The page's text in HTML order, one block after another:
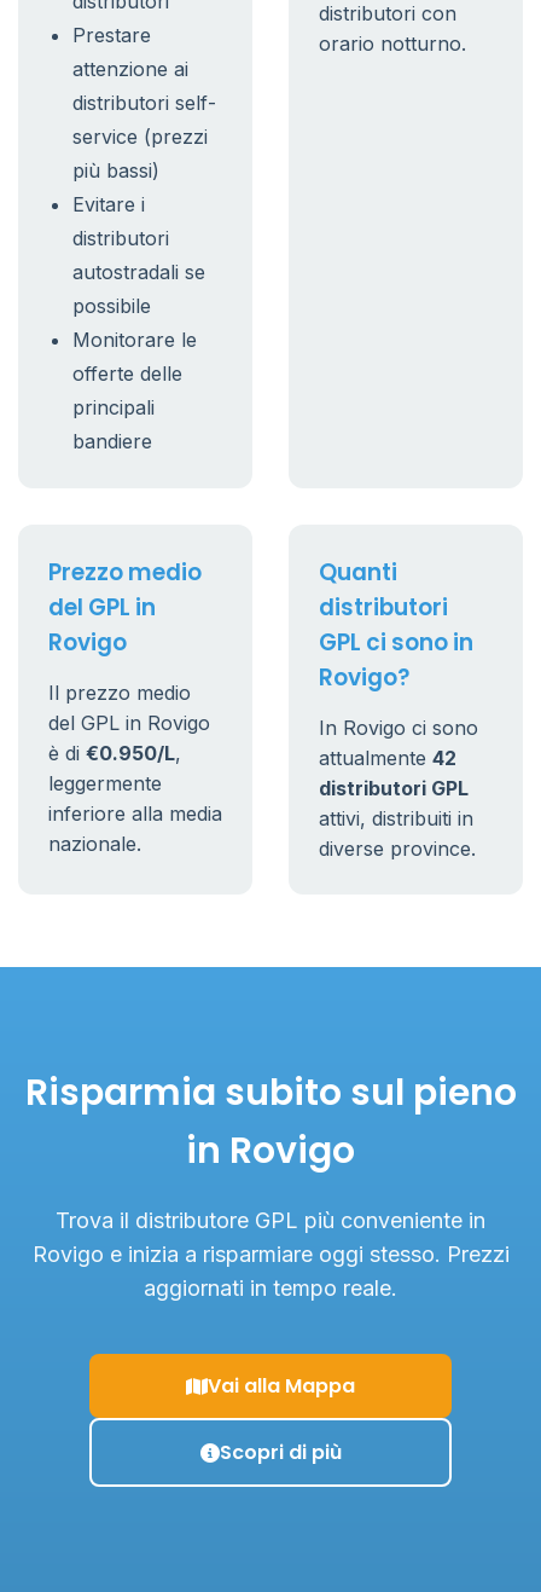
Prestare
attenzione ai
distributori self-
service (prezzi
più bassi)
Evitare i
distributori
autostradali se
possibile
Monitorare le
offerte delle
principali
bandiere
distributori con
orario notturno.
Prezzo medio
del GPL in
Rovigo
Il prezzo medio
del GPL in Rovigo
è di €0.950/L,
leggermente
inferiore alla media
nazionale.
Quanti
distributori
GPL ci sono in
Rovigo?
In Rovigo ci sono
attualmente 42
distributori GPL
attivi, distribuiti in
diverse province.
Risparmia subito sul pieno
in Rovigo
Trova il distributore GPL più conveniente in
Rovigo e inizia a risparmiare oggi stesso. Prezzi
aggiornati in tempo reale.
Vai alla Mappa
Scopri di più